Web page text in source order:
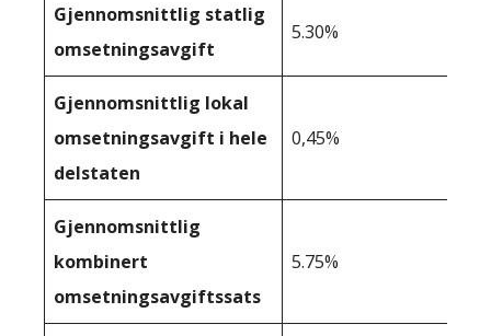
Gjennomsnittlig statlig
omsetningsavgift
5.30%
Gjennomsnittlig lokal
omsetningsavgift i hele
delstaten
0,45%
Gjennomsnittlig
kombinert
omsetningsavgiftssats
5.75%